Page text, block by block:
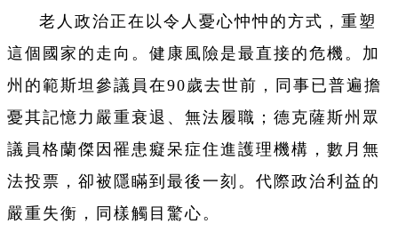
老人政治正在以令人憂心忡忡的方式，重塑
這個國家的走向。健康風險是最直接的危機。加
州的範斯坦參議員在90歲去世前，同事已普遍擔
憂其記憶力嚴重衰退、無法履職；德克薩斯州眾
議員格蘭傑因罹患癡呆症住進護理機構，數月無
法投票，卻被隱瞞到最後一刻。代際政治利益的
嚴重失衡，同樣觸目驚心。